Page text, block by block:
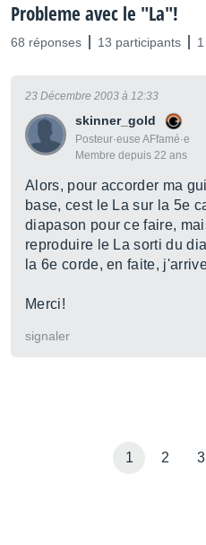
Probleme avec le "La"!
68 réponses 13 participants
skinner_gold
Posteur·euse AFfamé·e
Membre depuis 22 ans
23 Décembre 2003 à 12:33
Alors, pour accorder ma
base, cest le La sur la 5e
diapason pour ce faire,
reproduire le La sorti du
la 6e corde, en faite,
Merci!
signaler
1 2 3